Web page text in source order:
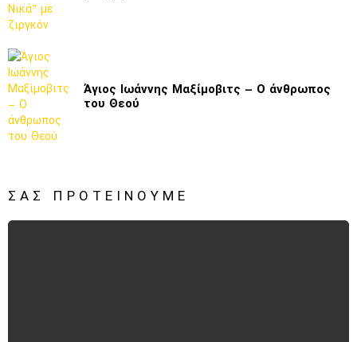
Άγιος Ιωάννης Μαξίμοβιτς – Ο άνθρωπος
του Θεού
ΣΑΣ ΠΡΟΤΕΊΝΟΥΜΕ